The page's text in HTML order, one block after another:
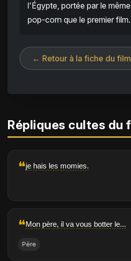
l'Égypte, portée par le
pop-corn que le premier film.
← Retour à la fiche du film
Répliques cultes du
❝je hais les momies.
❝Mon père, il va vous botter le...
Père